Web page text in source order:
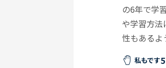
の6年で学
や学習方法
性もあるよ
私もです5